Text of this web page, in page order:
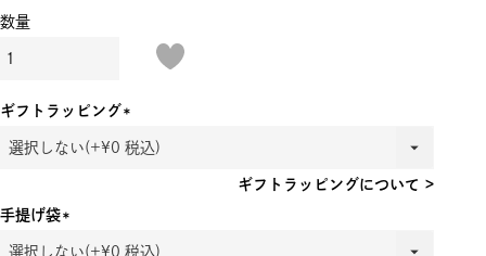
ギフトラッピング
(必
ギフトラッピングについて >
手提げ袋
(必